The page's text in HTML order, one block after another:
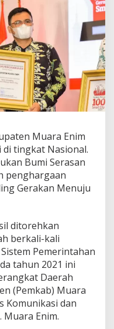
Muara Enim
tingkat Nasional.
Bumi Serasan
penghargaan
Gerakan Menuju
ditorehkan
berkali-kali
Pemerintahan
tahun 2021 ini
Daerah
(Pemkab) Muara
Komunikasi dan
Enim.